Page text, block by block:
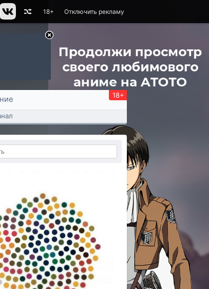
Отключить рекламу
18+
18+